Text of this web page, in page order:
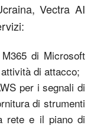
Vectra AI
di Microsoft
di attacco;
per i segnali di
di strumenti
rete e il piano di